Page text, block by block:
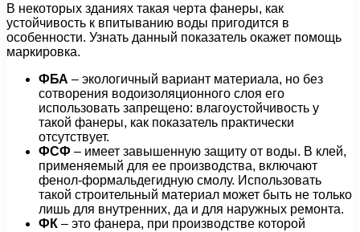
В некоторых зданиях такая черта фанеры, как
устойчивость к впитыванию воды пригодится в
особенности. Узнать данный показатель окажет помощь
маркировка.
ФБА – экологичный вариант материала, но без
сотворения водоизоляционного слоя его
использовать запрещено: влагоустойчивость у
такой фанеры, как показатель практически
отсутствует.
ФСФ – имеет завышенную защиту от воды. В клей,
применяемый для ее производства, включают
фенол-формальдегидную смолу. Использовать
такой строительный материал может быть не только
лишь для внутренних, да и для наружных ремонта.
ФК – это фанера, при производстве которой